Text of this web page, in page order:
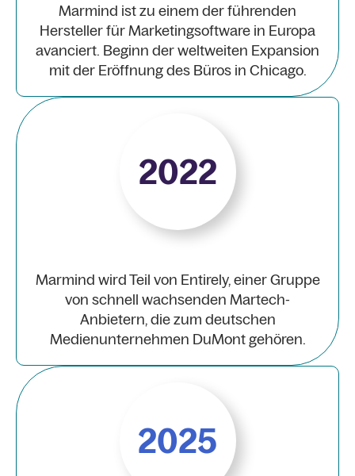
Marmind ist zu einem der führenden
Hersteller für Marketingsoftware in Europa
avanciert. Beginn der weltweiten Expansion
mit der Eröffnung des Büros in Chicago.
2022
Marmind wird Teil von Entirely, einer Gruppe
von schnell wachsenden Martech-
Anbietern, die zum deutschen
Medienunternehmen DuMont gehören.
2025